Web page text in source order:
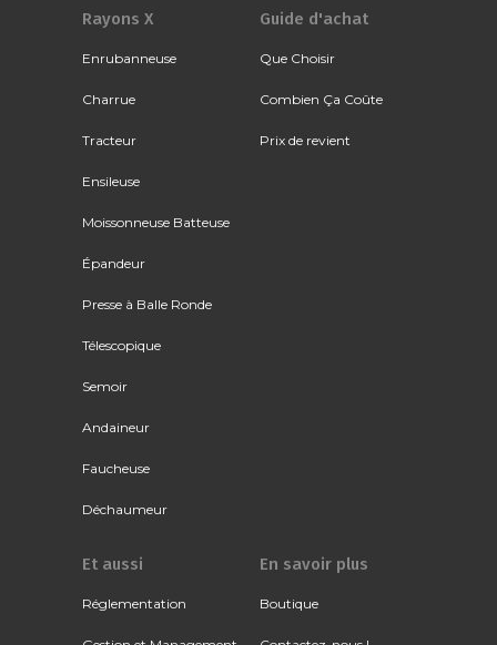
Rayons X
Enrubanneuse
Charrue
Tracteur
Ensileuse
Moissonneuse Batteuse
Épandeur
Presse à Balle Ronde
Télescopique
Semoir
Andaineur
Faucheuse
Déchaumeur
Guide d'achat
Que Choisir
Combien Ça Coûte
Prix de revient
Et aussi
Réglementation
En savoir plus
Boutique